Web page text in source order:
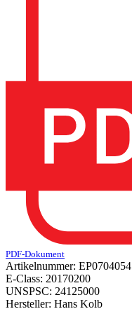
PDF-Dokument
Artikelnummer: EP0704054
E-Class: 20170200
UNSPSC: 24125000
Hersteller: Hans Kolb